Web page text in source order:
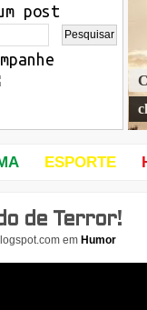
post
ESPORTE
de Terror!
em Humor